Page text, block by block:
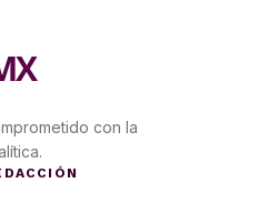
con la